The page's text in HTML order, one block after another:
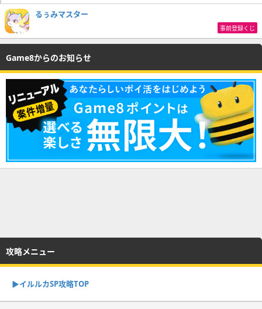
るぅみマスター
事前登録くじ
Game8からのお知らせ
攻略メニュー
▶︎イルルカSP攻略TOP